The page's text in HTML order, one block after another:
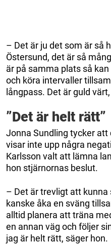
– Det är ju det som är så
Östersund, det är så
är på samma plats så
och köra intervaller
långpass. Det är guld
”Det är helt rätt”
Jonna Sundling tycker att
visar inte upp några
Karlsson valt att lämna
hon stjärnornas beslut.
– Det är trevligt att kunna
kanske åka en sväng
alltid planera att träna
en annan väg och följer
jag är helt rätt, säger hon.